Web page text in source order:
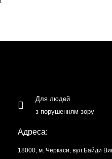
Для людей
з порушенням зору
Адреса:
18000, м. Черкаси, вул.Байди